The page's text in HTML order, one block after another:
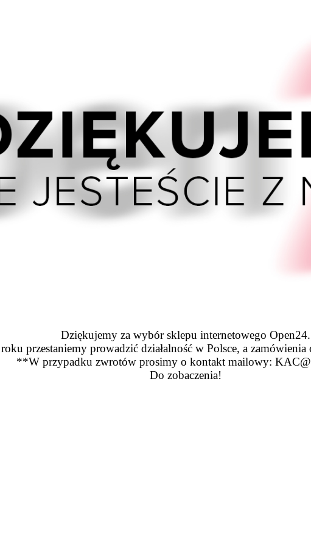
Dziękujemy za wybór sklepu internetowego Open24.
przestaniemy prowadzić działalność w Polsce, a
**W przypadku zwrotów prosimy o kontakt mailowy:
Do zobaczenia!